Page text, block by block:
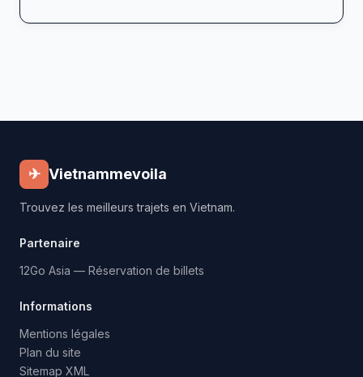
✈ Vietnammevoila
Trouvez les meilleurs trajets en Vietnam.
Partenaire
12Go Asia — Réservation de billets
Informations
Mentions légales
Plan du site
Sitemap XML